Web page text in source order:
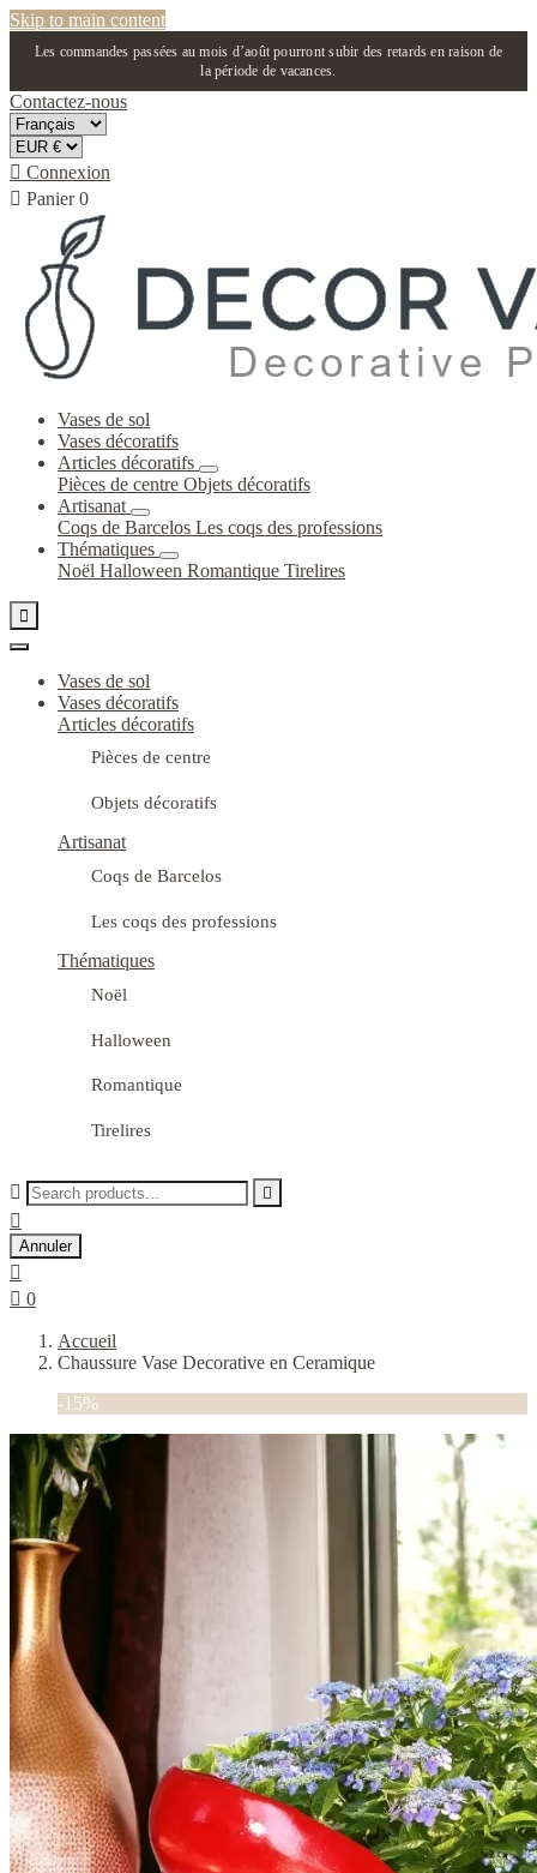
Skip to main content
Les commandes passées au mois d’août pourront subir des retards en raison de
la période de vacances.
Contactez-nous
 Connexion
 Panier 0
Vases de sol
Vases décoratifs
Articles décoratifs
Pièces de centre Objets décoratifs
Artisanat
Coqs de Barcelos Les coqs des professions
Thématiques
Noël Halloween Romantique Tirelires

Vases de sol
Vases décoratifs
Articles décoratifs
Pièces de centre
Objets décoratifs
Artisanat
Coqs de Barcelos
Les coqs des professions
Thématiques
Noël
Halloween
Romantique
Tirelires
 

Annuler

 0
Accueil
Chaussure Vase Decorative en Ceramique
-15%